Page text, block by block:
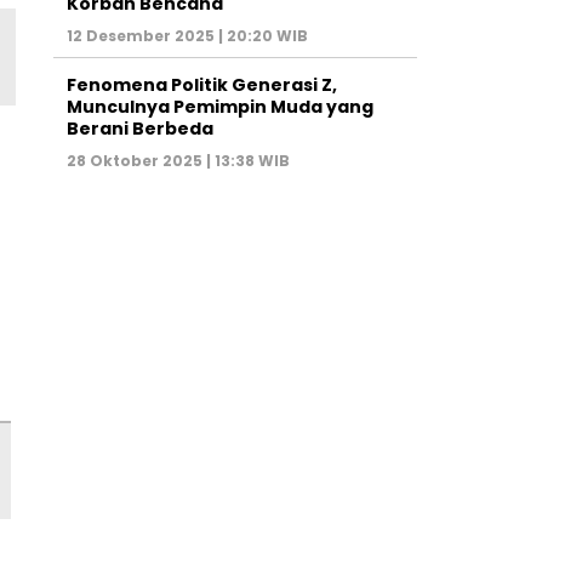
12 Desember 2025 | 20:20 WIB
Fenomena Politik Generasi Z,
Munculnya Pemimpin Muda yang
Berani Berbeda
28 Oktober 2025 | 13:38 WIB